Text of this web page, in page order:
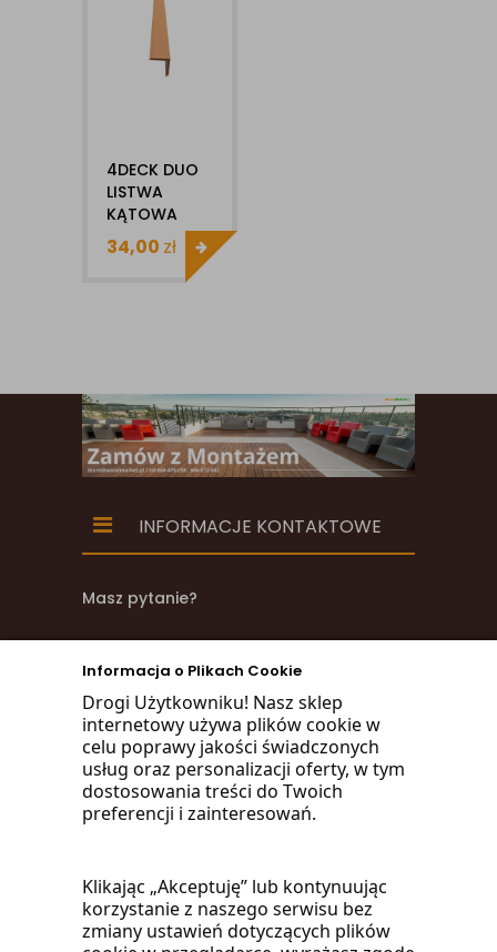
Informacja o Plikach Cookie
Drogi Użytkowniku! Nasz sklep
internetowy używa plików cookie w
celu poprawy jakości świadczonych
usług oraz personalizacji oferty, w tym
dostosowania treści do Twoich
preferencji i zainteresowań.
Klikając „Akceptuję” lub kontynuując
korzystanie z naszego serwisu bez
zmiany ustawień dotyczących plików
4DECK DUO
LISTWA
KĄTOWA
WYKOŃCZENIOWA
KOMPOZYTOWA
45X45X4000MM
34,00 zł
INFORMACJE KONTAKTOWE
Masz pytanie?
zadzwoń
668 470 038
660 072 042
lub napisz:
biuro@woodmarket.pl
Facebook